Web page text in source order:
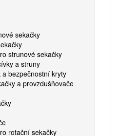
sekačky
strunové sekačky
a struny
a bezpečnostní kryty
a provzdušňovače
rotační sekačky